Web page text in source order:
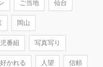
ご当地 仙台
岡山
番組 写真写り
かれる 人望 信頼